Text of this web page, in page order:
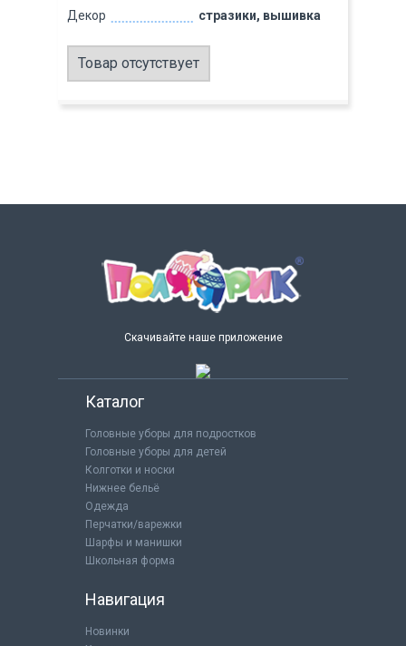
Декор
стразики, вышивка
Товар отсутствует
Скачивайте наше приложение
Каталог
Головные уборы для подростков
Головные уборы для детей
Колготки и носки
Нижнее бельё
Одежда
Перчатки/варежки
Шарфы и манишки
Школьная форма
Навигация
Новинки